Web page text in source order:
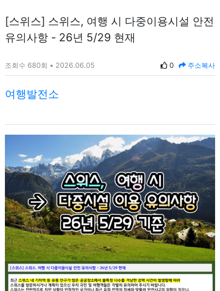
[스위스] 스위스, 여행 시 다중이용시설 안전
유의사항 - 26년 5/29 현재
조회수 680회 • 2026.06.05 0 주소복사
여행발전소